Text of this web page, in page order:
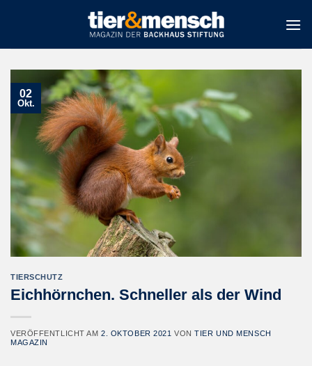
02
Okt.
TIERSCHUTZ
Eichhörnchen. Schneller als der Wind
VERÖFFENTLICHT AM2. OKTOBER 2021 VONTIER UND MENSCH
MAGAZIN